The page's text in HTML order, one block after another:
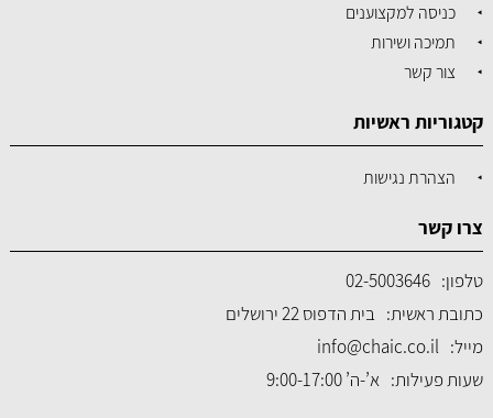
כניסה למקצוענים
תמיכה ושירות
צור קשר
קטגוריות ראשיות
הצהרת נגישות
צרו קשר
טלפון: 02-5003646
כתובת ראשית: בית הדפוס 22 ירושלים
מייל: info@chaic.co.il
שעות פעילות: א’-ה’ 9:00-17:00